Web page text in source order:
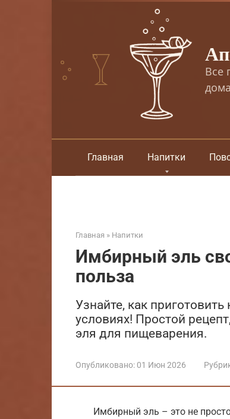
Все
Главная Напитки
Главная » Напитки
Имбирный эль
польза
Узнайте, как
условиях! Простой
эля для пищеварения.
Опубликовано: 01 Июн 2026
Имбирный эль – это не